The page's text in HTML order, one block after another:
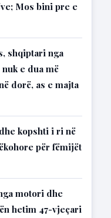
Mos bini pre e
shqiptari nga
e dua më
dorë, as e majta
kopshti i ri në
për fëmijët
motori dhe
hetim 47-vjeçari